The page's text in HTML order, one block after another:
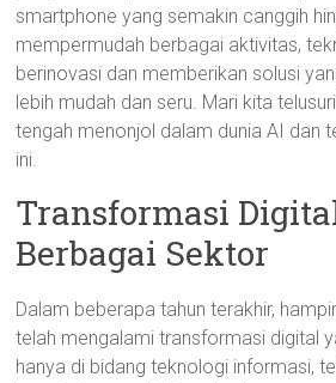
smartphone yang semakin canggih
mempermudah berbagai aktivitas,
berinovasi dan memberikan solusi
lebih mudah dan seru. Mari kita
tengah menonjol dalam dunia AI dan
ini.
Transformasi
Berbagai Sektor
Dalam beberapa tahun terakhir,
telah mengalami transformasi digital
hanya di bidang teknologi informasi,